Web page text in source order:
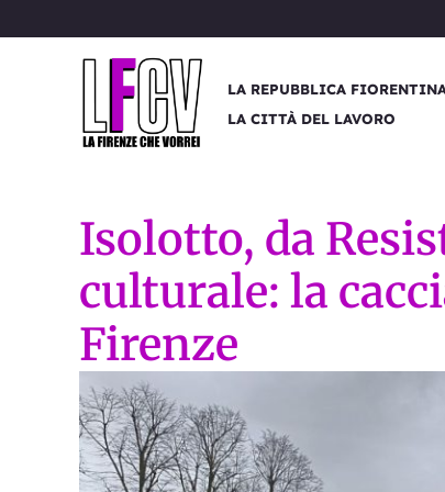
al
LA REPUBBLICA
LA CITTÀ DEL LAVORO
Isolotto, da
culturale: la
Firenze